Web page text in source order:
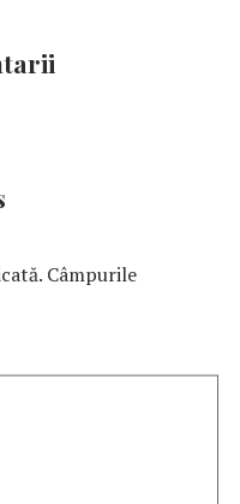
Câmpurile